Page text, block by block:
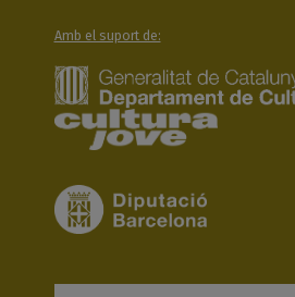
Amb el suport de: